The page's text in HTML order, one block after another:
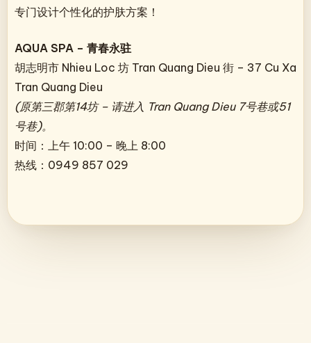
专门设计个性化的护肤方案！
AQUA SPA – 青春永驻
胡志明市 Nhieu Loc 坊 Tran Quang Dieu 街 – 37 Cu Xa
Tran Quang Dieu
(原第三郡第14坊 – 请进入 Tran Quang Dieu 7号巷或51
号巷)。
时间：上午 10:00 – 晚上 8:00
热线：0949 857 029